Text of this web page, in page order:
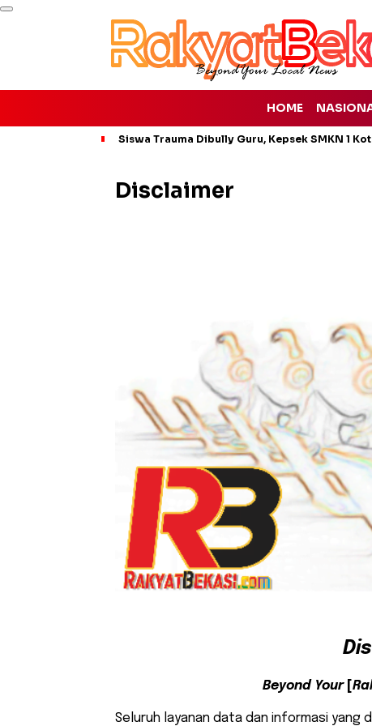
HOME
Siswa Trauma Dibully Guru, Kepsek SMKN 1
Disclaimer
Beyond Your[
Seluruh layanan data dan informasi yang